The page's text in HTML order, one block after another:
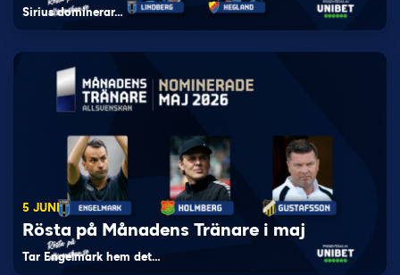
Sirius dominerar…
5 JUNI
Rösta på Månadens Tränare i maj
Tar Engelmark hem det…